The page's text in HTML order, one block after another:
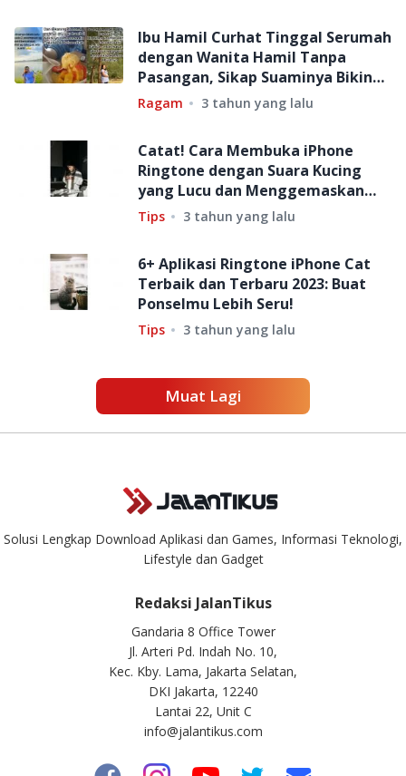
Ibu Hamil Curhat Tinggal Serumah
dengan Wanita Hamil Tanpa
Pasangan, Sikap Suaminya Bikin
Kesel!
Ragam 3 tahun yang lalu
Catat! Cara Membuka iPhone
Ringtone dengan Suara Kucing
yang Lucu dan Menggemaskan
pada 2023
Tips 3 tahun yang lalu
6+ Aplikasi Ringtone iPhone Cat
Terbaik dan Terbaru 2023: Buat
Ponselmu Lebih Seru!
Tips 3 tahun yang lalu
Muat Lagi
Solusi Lengkap Download Aplikasi dan Games, Informasi Teknologi,
Lifestyle dan Gadget
Redaksi JalanTikus
Gandaria 8 Office Tower
Jl. Arteri Pd. Indah No. 10,
Kec. Kby. Lama, Jakarta Selatan,
DKI Jakarta, 12240
Lantai 22, Unit C
info@jalantikus.com